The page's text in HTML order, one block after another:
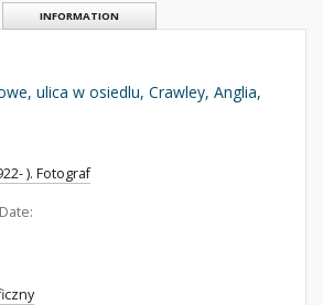
INFORMATION
ulica w osiedlu, Crawley, Anglia,
). Fotograf